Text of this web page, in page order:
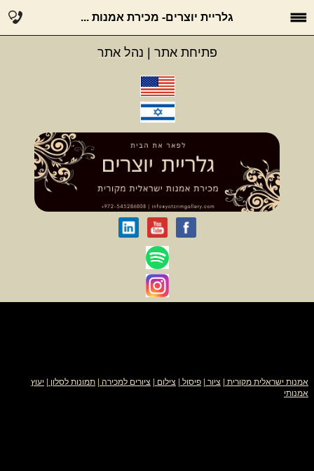
גלריית יוצרים- מכירת אמנות ...
פתיחת אתר נהל אתר
אמנות ישראלית מקורית ציור פיסול צילום ציורים למכירה תמונות לסלון
יעוץ
אמנותי